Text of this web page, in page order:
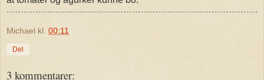
Michael kl. 00:11
Del
3 kommentarer: